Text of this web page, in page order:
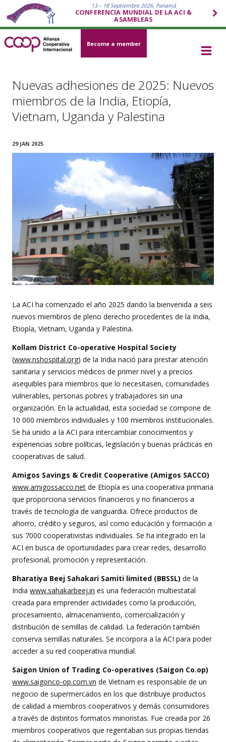
13 – 18 Septiembre 2026, Panamá
CONFERENCIA MUNDIAL DE LA ACI &
ASAMBLEAS
Become a member
Nuevas adhesiones de 2025: Nuevos
miembros de la India, Etiopía,
Vietnam, Uganda y Palestina
29 JAN 2025
La ACI ha comenzado el año 2025 dando la bienvenida a seis
nuevos miembros de pleno derecho procedentes de la India,
Etiopía, Vietnam, Uganda y Palestina.
Kollam District Co-operative Hospital Society
(www.nshospital.org) de la India nació para prestar atención
sanitaria y servicios médicos de primer nivel y a precios
asequibles para miembros que lo necesitasen, comunidades
vulnerables, personas pobres y trabajadores sin una
organización. En la actualidad, esta sociedad se compone de
10 000 miembros individuales y 100 miembros institucionales.
Se ha unido a la ACI para intercambiar conocimientos y
experiencias sobre políticas, legislación y buenas prácticas en
cooperativas de salud.
Amigos Savings & Credit Cooperative (Amigos SACCO)
www.amigossacco.net de Etiopía es una cooperativa primaria
que proporciona servicios financieros y no financieros a
través de tecnología de vanguardia. Ofrece productos de
ahorro, crédito y seguros, así como educación y formación a
sus 7000 cooperativistas individuales. Se ha integrado en la
ACI en busca de oportunidades para crear redes, desarrollo
profesional, promoción y representación.
Bharatiya Beej Sahakari Samiti limited (BBSSL) de la
India www.sahakarbeej.in es una federación multiestatal
creada para emprender actividades como la producción,
procesamiento, almacenamiento, comercialización y
distribución de semillas de calidad. La federación también
conserva semillas naturales. Se incorpora a la ACI para poder
acceder a su red cooperativa mundial.
Saigon Union of Trading Co-operatives (Saigon Co.op)
www.saigonco-op.com.vn de Vietnam es responsable de un
negocio de supermercados en los que distribuye productos
de calidad a miembros cooperativos y demás consumidores
a través de distintos formatos minoristas. Fue creada por 26
miembros cooperativos que regentaban sus propias tiendas